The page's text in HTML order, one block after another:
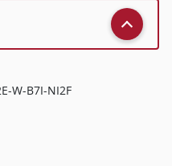
W-B7I-NI2F